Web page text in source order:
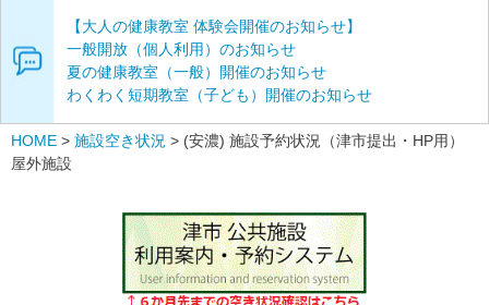
【大人の健康教室 体験会開催のお知らせ】
一般開放（個人利用）のお知らせ
夏の健康教室（一般）開催のお知らせ
わくわく短期教室（子ども）開催のお知らせ
HOME > 施設空き状況 > (安濃) 施設予約状況（津市提出・HP用）
屋外施設